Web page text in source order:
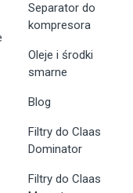
Separator do
kompresora
Oleje i środki
smarne
Blog
Filtry do Claas
Dominator
Filtry do Claas